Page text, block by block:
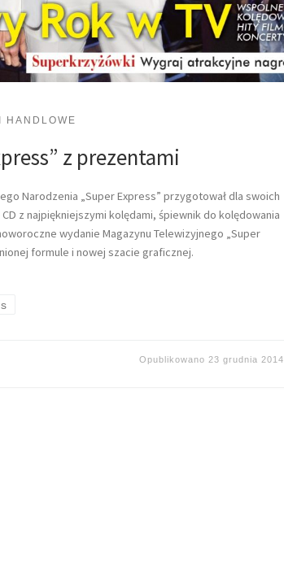
HANDLOWE
z prezentami
Narodzenia „Super Express” przygotował dla swoich
z najpiękniejszymi kolędami, śpiewnik do kolędowania
wydanie Magazynu Telewizyjnego „Super
formule i nowej szacie graficznej.
Opublikowano 23 grudnia 2014